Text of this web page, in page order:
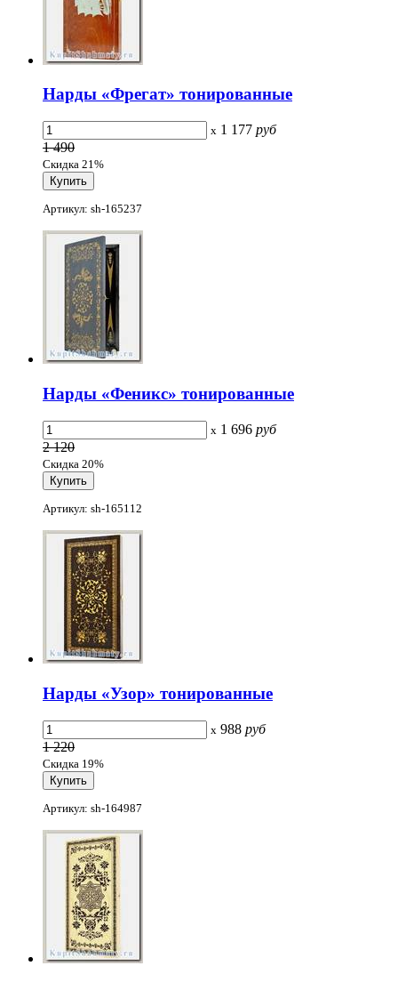
Нарды «Фрегат» тонированные
x 1 177 руб
1 490
Скидка 21%
Артикул: sh-165237
Нарды «Феникс» тонированные
x 1 696 руб
2 120
Скидка 20%
Артикул: sh-165112
Нарды «Узор» тонированные
x 988 руб
1 220
Скидка 19%
Артикул: sh-164987